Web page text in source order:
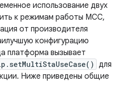
использование двух
к режимам работы MCC,
от производителя
конфигурацию
платформа вызывает
для
Ниже приведены общие